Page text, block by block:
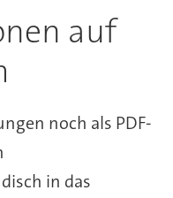
auf
noch als PDF-
in das